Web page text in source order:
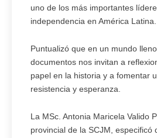
uno de los más importantes
independencia en América Latina.
Puntualizó que en un mundo
documentos nos invitan a
papel en la historia y a fomentar
resistencia y esperanza.
La MSc. Antonia Maricela Valido
provincial de la SCJM, especificó